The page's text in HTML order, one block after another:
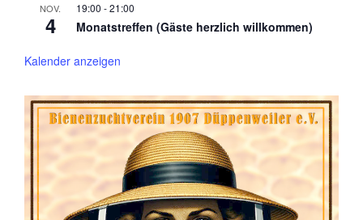
NOV.
4
19:00 -21:00
Monatstreffen (Gäste herzlich willkommen)
Kalender anzeigen